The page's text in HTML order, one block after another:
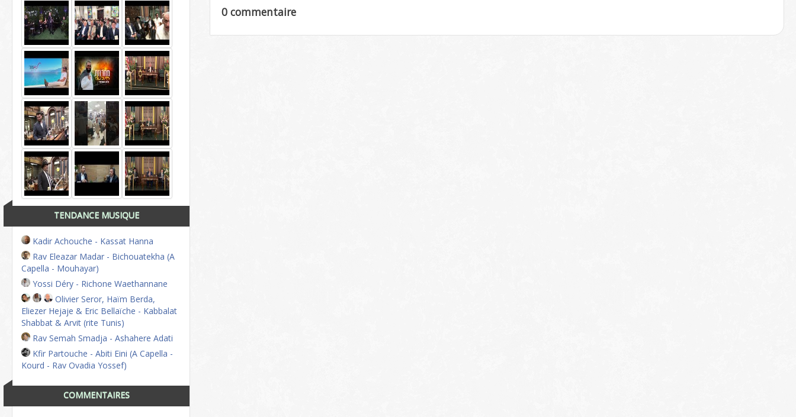
TENDANCE MUSIQUE
Kadir Achouche - Kassat Hanna
Rav Eleazar Madar - Bichouatekha (A
Capella - Mouhayar)
Yossi Déry - Richone Waethannane
Olivier Seror, Haïm Berda,
Eliezer Hejaje & Eric Bellaïche - Kabbalat
Shabbat & Arvit (rite Tunis)
Rav Semah Smadja - Ashahere Adati
Kfir Partouche - Abiti Eini (A Capella -
Kourd - Rav Ovadia Yossef)
COMMENTAIRES
0 commentaire